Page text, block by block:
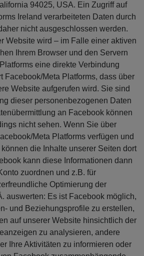
94025, USA. Ein Zugriff auf
Ireland verarbeiteten Daten durch
nicht ausgeschlossen werden.
Website wird – im Falle einer aktiven
Ihrem Browser und den Servern
eine direkte Verbindung
Facebook/Meta Platforms, dass über
Website aufgerufen wird. Sie sind
dieser personenbezogenen Daten
an Facebook können
nicht sehen. Wenn Sie über
Meta Platforms verfügen und
die Inhalte unserer Seiten dort
kann diese Informationen dann
zuordnen und z.B. für
Optimierung der
auswerten: Es ist Facebook möglich,
und Beziehungsprofile zu erstellen,
auf unserer Website hinsichtlich der
zu analysieren, andere
Ihre Aktivitäten zu informieren oder